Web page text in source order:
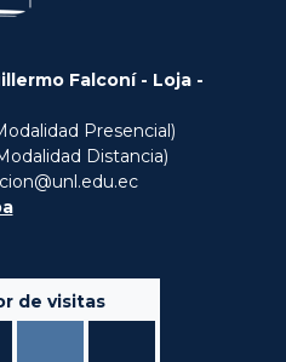
Falconí - Loja -
Presencial)
Distancia)
de visitas